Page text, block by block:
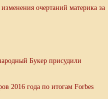
очертаний материка за
Букер присудили
2016 года по итогам Forbes